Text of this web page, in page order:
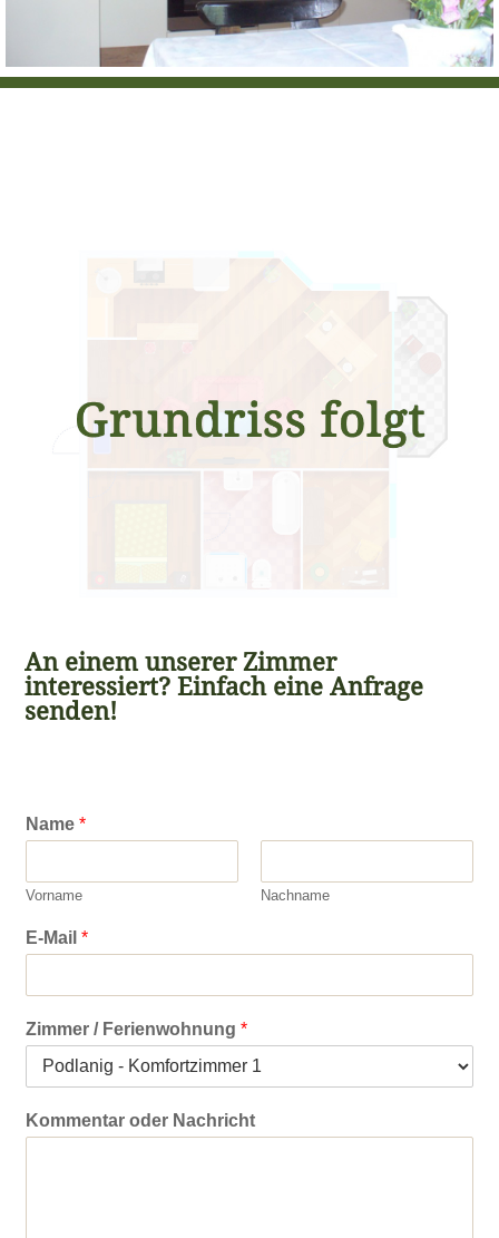
An einem unserer Zimmer
interessiert? Einfach eine Anfrage
senden!
Name*
Vorname Nachname
E-Mail*
Zimmer / Ferienwohnung*
Kommentar oder Nachricht